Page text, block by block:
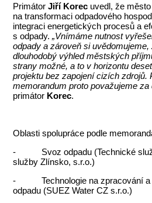
PrimátorJiří Korec uvedl, že
na transformaci odpadového
integraci energetických procesů a
s odpady. „Vnímáme nutnost
odpady a zároveň si
dlouhodobý výhled městských
strany možné, a to v horizontu
projektu bez zapojení cizích zdrojů.
memorandum proto považujeme za
primátor Korec.
Oblasti spolupráce podle
- Svoz odpadu (Technické
služby Zlínsko, s.r.o.)
- Technologie na zpracování a
odpadu (SUEZ Water CZ s.r.o.)